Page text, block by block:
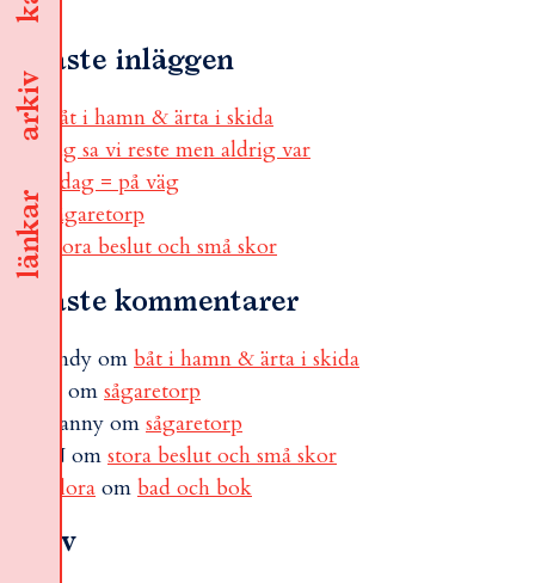
länkar
arkiv
Senaste inläggen
båt i hamn & ärta i skida
jag sa vi reste men aldrig var
i dag = på väg
sågaretorp
stora beslut och små skor
Senaste kommentarer
andy om båt i hamn & ärta i skida
om sågaretorp
Fanny om sågaretorp
N om stora beslut och små skor
Flora om bad och bok
Arkiv